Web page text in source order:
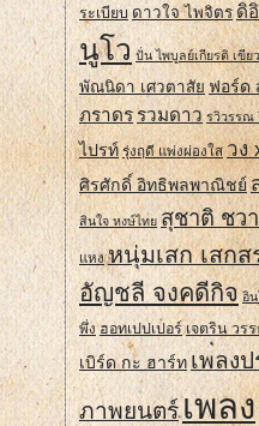
ระเบียบ ดาวใจ ไพจิตร ดิ
นูโว ปั่น ไพบูลย์เกียรติ เขีย
พัณนิดา เศวตาสัย ฟอร์ด
ภราดรรวมดาว รวิวรรณ
ไปรท์ รุ่งฤดี แพ่งผ่องใส วง
ศิรศักดิ์ อิทธิพลพาณิชย์
สินใจ หงษ์ไทย สุชาติ ชว
แหง หนุ่มเสก เสก
อัญชลี จงคดีกิจ อิ
พึ่ง ฮอทเปปเปอร์ เจตริน วร
เบิร์ด กะ ฮาร์ทเพลง
ภาพยนตร์เพลง